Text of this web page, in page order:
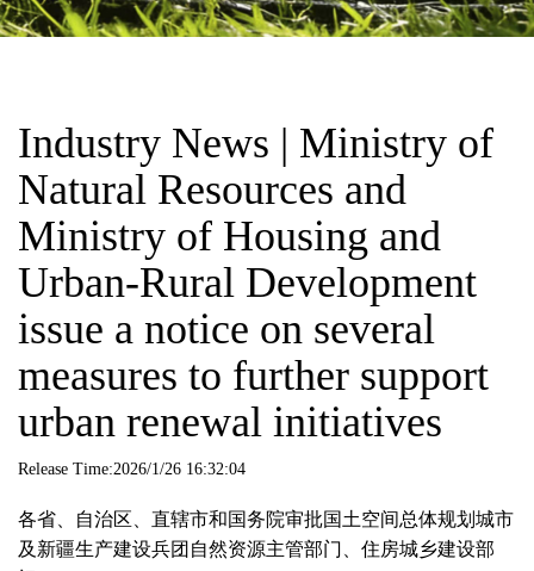
Industry News | Ministry of
Natural Resources and
Ministry of Housing and
Urban-Rural Development
issue a notice on several
measures to further support
urban renewal initiatives
Release Time:2026/1/26 16:32:04
各省、自治区、直辖市和国务院审批国土空间总体规划城市
及新疆生产建设兵团自然资源主管部门、住房城乡建设部